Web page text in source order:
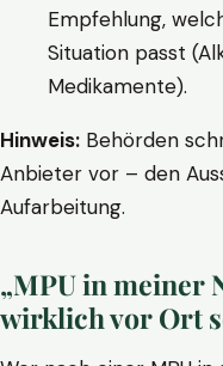
Empfehlung,
Situation passt
Medikamente).
Hinweis: Behörden
Anbieter vor – den
Aufarbeitung.
„MPU in meiner
wirklich vor Ort